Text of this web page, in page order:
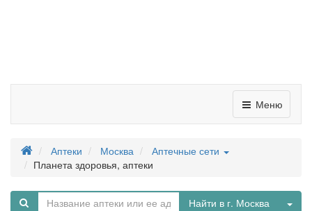
Меню
Аптеки Москва
Аптечные сети
Планета здоровья, аптеки
Найти в г. Москва